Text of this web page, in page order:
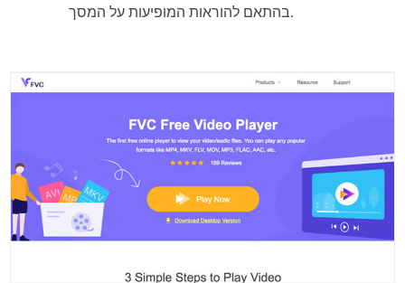
בהתאם להוראות המופיעות על המסך.